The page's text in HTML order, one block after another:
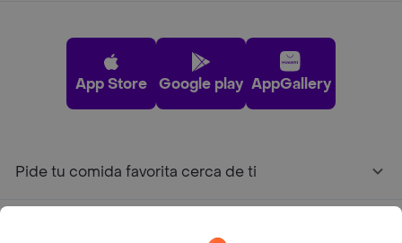
App Store Google play AppGallery
Pide tu comida favorita cerca de ti